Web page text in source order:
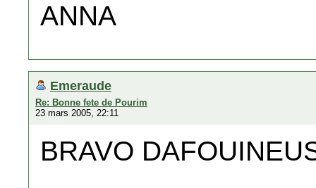
ANNA
Emeraude
Re: Bonne fete de Pourim
23 mars 2005, 22:11
BRAVO